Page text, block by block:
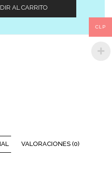
AL CARRITO
VALORACIONES (0)
CLP